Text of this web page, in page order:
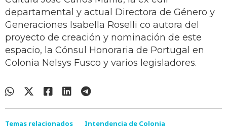
departamental y actual Directora de Género y
Generaciones Isabella Roselli co autora del
proyecto de creación y nominación de este
espacio, la Cónsul Honoraria de Portugal en
Colonia Nelsys Fusco y varios legisladores.
Temas relacionados Intendencia de Colonia